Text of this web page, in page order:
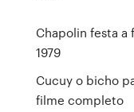
Chapolin festa a
1979
Cucuy o bicho
filme completo